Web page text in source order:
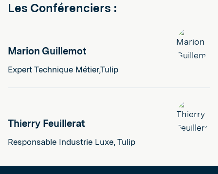
Les Conférenciers :
Marion Guillemot
Expert Technique Métier,Tulip
Thierry Feuillerat
Responsable Industrie Luxe, Tulip